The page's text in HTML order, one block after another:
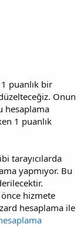
puanlık bir
Onun
hesaplama
1 puanlık
tarayıcılarda
yapmıyor. Bu
hizmete
hesaplama ile